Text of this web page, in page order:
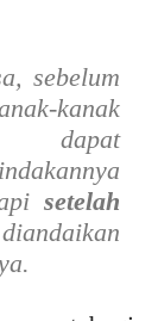
sebelum
kanak
dapat
setelah